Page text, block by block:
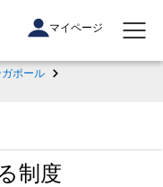
マイページ
ガポール
制度